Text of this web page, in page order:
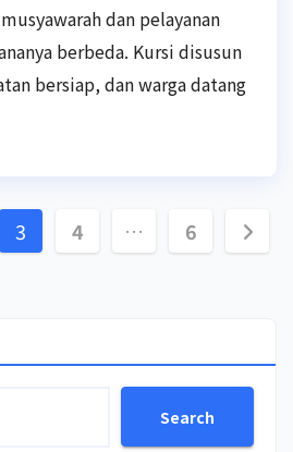
dan pelayanan
berbeda. Kursi disusun
bersiap, dan warga datang
3 4 … 6
Search